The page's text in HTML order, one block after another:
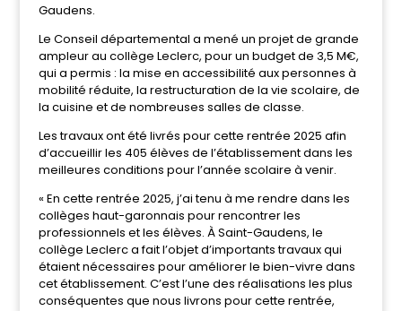
Gaudens.
Le Conseil départemental a mené un projet de grande
ampleur au collège Leclerc, pour un budget de 3,5 M€,
qui a permis : la mise en accessibilité aux personnes à
mobilité réduite, la restructuration de la vie scolaire, de
la cuisine et de nombreuses salles de classe.
Les travaux ont été livrés pour cette rentrée 2025 afin
d’accueillir les 405 élèves de l’établissement dans les
meilleures conditions pour l’année scolaire à venir.
« En cette rentrée 2025, j’ai tenu à me rendre dans les
collèges haut-garonnais pour rencontrer les
professionnels et les élèves. À Saint-Gaudens, le
collège Leclerc a fait l’objet d’importants travaux qui
étaient nécessaires pour améliorer le bien-vivre dans
cet établissement. C’est l’une des réalisations les plus
conséquentes que nous livrons pour cette rentrée,